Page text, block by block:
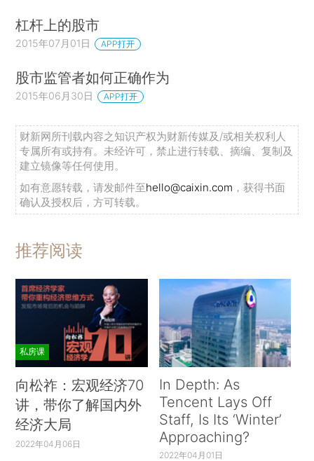
杠杆上的股市
2015年07月01日 APP打开
股市监管者如何正确作为
2015年06月30日 APP打开
财新网所刊载内容之知识产权为财新传媒及/或相关权利人
专属所有或持有。未经许可，禁止进行转载、摘编、复制及
建立镜像等任何使用。
如有意愿转载，请发邮件至hello@caixin.com ，获得书面
确认及授权后，方可转载。
推荐阅读
私房课
向松祚：宏观经济70
讲，带你了解国内外
经济大局
2022年04月06日
In Depth: As
Tencent Lays Off
Staff, Is Its ‘Winter’
Approaching?
2022年04月01日